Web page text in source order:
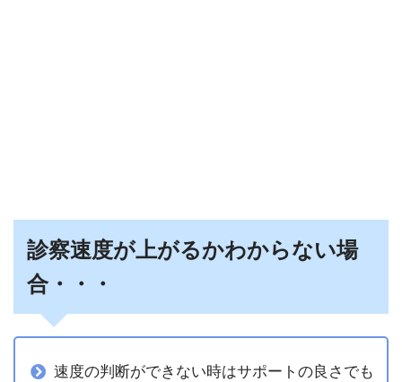
診察速度が上がるかわからない場
合・・・
速度の判断ができない時はサポートの良さでも